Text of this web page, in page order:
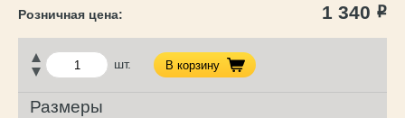
1 340 Р
шт. В корзину
Размеры